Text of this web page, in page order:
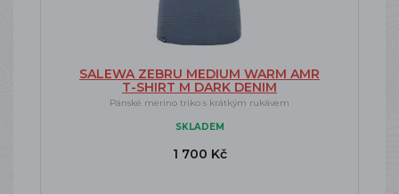
SALEWA ZEBRU MEDIUM WARM AMR
T-SHIRT M DARK DENIM
Pánské merino triko s krátkým rukávem
SKLADEM
1 700 Kč